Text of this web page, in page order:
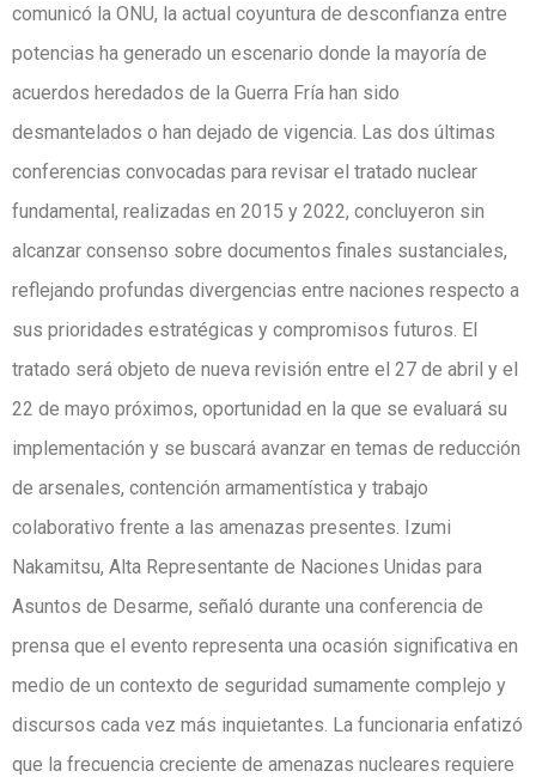
comunicó la ONU, la actual coyuntura de desconfianza entre
potencias ha generado un escenario donde la mayoría de
acuerdos heredados de la Guerra Fría han sido
desmantelados o han dejado de vigencia. Las dos últimas
conferencias convocadas para revisar el tratado nuclear
fundamental, realizadas en 2015 y 2022, concluyeron sin
alcanzar consenso sobre documentos finales sustanciales,
reflejando profundas divergencias entre naciones respecto a
sus prioridades estratégicas y compromisos futuros. El
tratado será objeto de nueva revisión entre el 27 de abril y el
22 de mayo próximos, oportunidad en la que se evaluará su
implementación y se buscará avanzar en temas de reducción
de arsenales, contención armamentística y trabajo
colaborativo frente a las amenazas presentes. Izumi
Nakamitsu, Alta Representante de Naciones Unidas para
Asuntos de Desarme, señaló durante una conferencia de
prensa que el evento representa una ocasión significativa en
medio de un contexto de seguridad sumamente complejo y
discursos cada vez más inquietantes. La funcionaria enfatizó
que la frecuencia creciente de amenazas nucleares requiere